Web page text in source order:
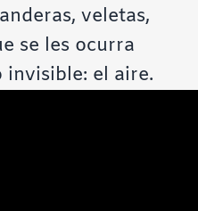
veletas,
se les ocurra
invisible: el aire.